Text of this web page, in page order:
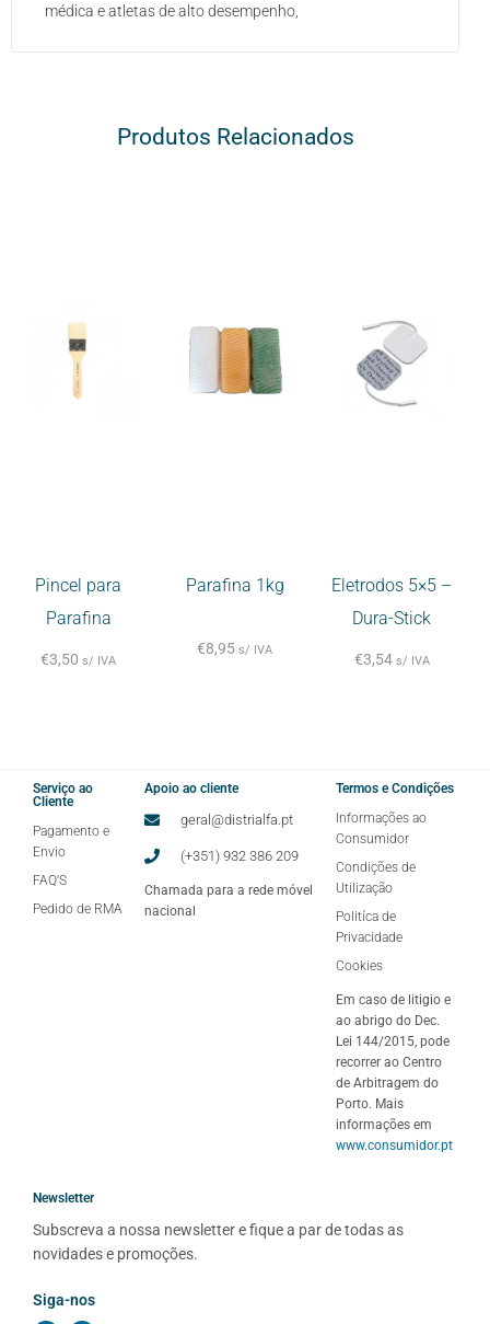
médica e atletas de alto desempenho,
Produtos Relacionados
Pincel para
Parafina
€3,50 s/ IVA
Parafina 1kg
€8,95 s/ IVA
Eletrodos 5×5 –
Dura-Stick
€3,54 s/ IVA
Serviço ao
Cliente
Pagamento e
Envio
FAQ'S
Pedido de RMA
Apoio ao cliente
geral@distrialfa.pt
(+351) 932 386 209
Chamada para a rede móvel
nacional
Termos e Condições
Informações ao
Consumidor
Condições de
Utilização
Politíca de
Privacidade
Cookies
Em caso de litigio e
ao abrigo do Dec.
Lei 144/2015, pode
recorrer ao Centro
de Arbitragem do
Porto. Mais
informações em
www.consumidor.pt
Newsletter
Subscreva a nossa newsletter e fique a par de todas as
novidades e promoções.
Siga-nos